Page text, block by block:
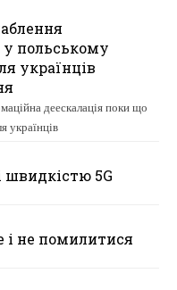
у польському
українців
деескалація поки що
українців
швидкістю 5G
і не помилитися